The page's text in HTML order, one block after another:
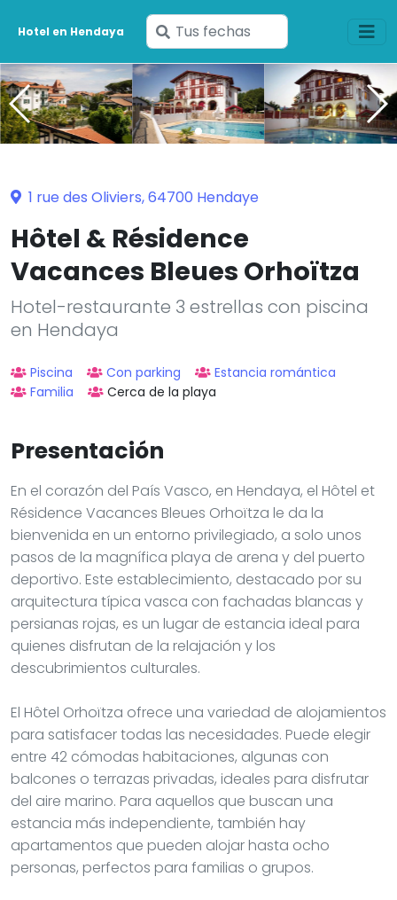
Hotel en Hendaya
Ingresa
tus
fechas
1 rue des Oliviers, 64700 Hendaye
Hôtel & Résidence
Vacances Bleues Orhoïtza
Hotel-restaurante 3 estrellas con piscina
en Hendaya
Piscina Con parking
Estancia romántica
Familia
Cerca de la playa
Presentación
En el corazón del País Vasco, en Hendaya, el Hôtel et
Résidence Vacances Bleues Orhoïtza le da la
bienvenida en un entorno privilegiado, a solo unos
pasos de la magnífica playa de arena y del puerto
deportivo. Este establecimiento, destacado por su
arquitectura típica vasca con fachadas blancas y
persianas rojas, es un lugar de estancia ideal para
quienes disfrutan de la relajación y los
descubrimientos culturales.
El Hôtel Orhoïtza ofrece una variedad de alojamientos
para satisfacer todas las necesidades. Puede elegir
entre 42 cómodas habitaciones, algunas con
balcones o terrazas privadas, ideales para disfrutar
del aire marino. Para aquellos que buscan una
estancia más independiente, también hay
apartamentos que pueden alojar hasta ocho
personas, perfectos para familias o grupos.